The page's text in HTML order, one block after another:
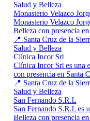
Salud y Belleza
Monasterio Velazco
Monasterio Velazco
Belleza con presencia
📍 Santa Cruz de la
Salud y Belleza
Clínica Incor Srl
Clínica Incor Srl es una
con presencia en Santa
📍 Santa Cruz de la
Salud y Belleza
San Fernando S.R.L
San Fernando S.R.L es
Belleza con presencia